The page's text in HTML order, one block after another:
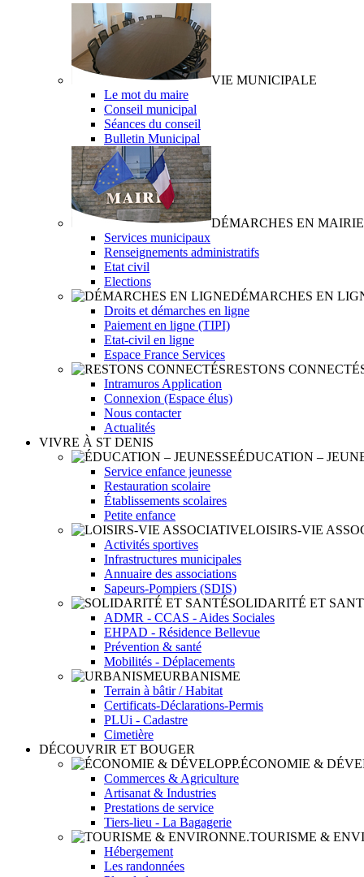
VIE MUNICIPALE
Le mot du maire
Conseil municipal
Séances du conseil
Bulletin Municipal
DÉMARCHES EN MAIRIE
Services municipaux
Renseignements administratifs
Etat civil
Elections
DÉMARCHES EN
Droits et démarches en ligne
Paiement en ligne (TIPI)
Etat-civil en ligne
Espace France Services
RESTONS
Intramuros Application
Connexion (Espace élus)
Nous contacter
Actualités
VIVRE À ST DENIS
ÉDUCATION –
Service enfance jeunesse
Restauration scolaire
Établissements scolaires
Petite enfance
LOISIRS-VIE
Activités sportives
Infrastructures municipales
Annuaire des associations
Sapeurs-Pompiers (SDIS)
SOLIDARITÉ ET
ADMR - CCAS - Aides Sociales
EHPAD - Résidence Bellevue
Prévention & santé
Mobilités - Déplacements
URBANISME
Terrain à bâtir / Habitat
Certificats-Déclarations-Permis
PLUi - Cadastre
Cimetière
DÉCOUVRIR ET BOUGER
ÉCONOMIE &
Commerces & Agriculture
Artisanat & Industries
Prestations de service
Tiers-lieu - La Bagagerie
TOURISME &
Hébergement
Les randonnées